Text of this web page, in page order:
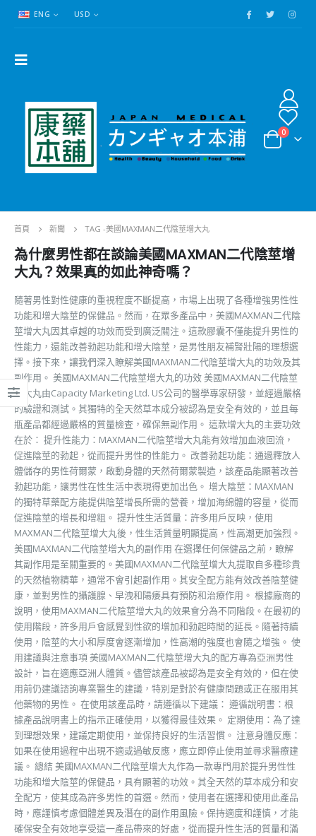
ENG USD
0
首頁 新聞 TAG -美國MAXMAN二代陰莖增大丸
為什麼男性都在談論美國MAXMAN二代陰莖增
大丸？效果真的如此神奇嗎？
隨著男性對性健康的重視程度不斷提高，市場上出現了各種增強男性性
功能和增大陰莖的保健品。然而，在眾多產品中，美國MAXMAN二代陰
莖增大丸因其卓越的功效而受到廣泛關注。這款膠囊不僅能提升男性的
性能力，還能改善勃起功能和增大陰莖，是男性朋友補腎壯陽的理想選
擇。接下來，讓我們深入瞭解美國MAXMAN二代陰莖增大丸的功效及其
副作用。 美國MAXMAN二代陰莖增大丸的功效 美國MAXMAN二代陰莖
增大丸由Capacity Marketing Ltd. US公司的醫學專家研發，並經過嚴格
的驗證和測試。其獨特的全天然草本成分被認為是安全有效的，並且每
瓶產品都經過嚴格的質量檢查，確保無副作用。 這款增大丸的主要功效
在於： 提升性能力：MAXMAN二代陰莖增大丸能有效增加血液回流，
促進陰莖的勃起，從而提升男性的性能力。 改善勃起功能：通過釋放人
體儲存的男性荷爾蒙，啟動身體的天然荷爾蒙製造，該產品能顯著改善
勃起功能，讓男性在性生活中表現得更加出色。 增大陰莖：MAXMAN
的獨特草藥配方能提供陰莖增長所需的營養，增加海綿體的容量，從而
促進陰莖的增長和增粗。 提升性生活質量：許多用戶反映，使用
MAXMAN二代陰莖增大丸後，性生活質量明顯提高，性高潮更加強烈。
美國MAXMAN二代陰莖增大丸的副作用 在選擇任何保健品之前，瞭解
其副作用是至關重要的。美國MAXMAN二代陰莖增大丸提取自多種珍貴
的天然植物精華，通常不會引起副作用。其安全配方能有效改善陰莖健
康，並對男性的攝護腺、早洩和陽痿具有預防和治療作用。 根據廠商的
說明，使用MAXMAN二代陰莖增大丸的效果會分為不同階段。在最初的
使用階段，許多用戶會感覺到性欲的增加和勃起時間的延長。隨著持續
使用，陰莖的大小和厚度會逐漸增加，性高潮的強度也會隨之增強。 使
用建議與注意事項 美國MAXMAN二代陰莖增大丸的配方專為亞洲男性
設計，旨在適應亞洲人體質。儘管該產品被認為是安全有效的，但在使
用前仍建議諮詢專業醫生的建議，特別是對於有健康問題或正在服用其
他藥物的男性。 在使用該產品時，請遵循以下建議： 遵循說明書：根
據產品說明書上的指示正確使用，以獲得最佳效果。 定期使用：為了達
到理想效果，建議定期使用，並保持良好的生活習慣。 注意身體反應：
如果在使用過程中出現不適或過敏反應，應立即停止使用並尋求醫療建
議。 總結 美國MAXMAN二代陰莖增大丸作為一款專門用於提升男性性
功能和增大陰莖的保健品，具有顯著的功效。其全天然的草本成分和安
全配方，使其成為許多男性的首選。然而，使用者在選擇和使用此產品
時，應謹慎考慮個體差異及潛在的副作用風險。保持適度和謹慎，才能
確保安全有效地享受這一產品帶來的好處，從而提升性生活的質量和滿